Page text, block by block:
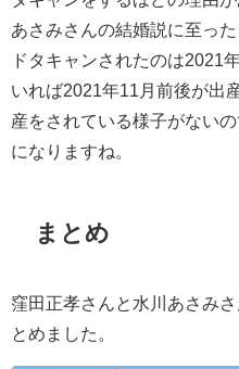
あさみさんの結婚説に至った
ドタキャンされたのは2021
いれば2021年11月前後が出
産をされている様子がない
になりますね。
まとめ
窪田正孝さんと水川あさみ
とめました。